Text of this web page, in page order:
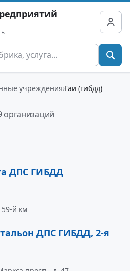
учреждения Гаи (гибдд)
организаций
ДПС ГИБДД
59-й км
ДПС ГИБДД, 2-я